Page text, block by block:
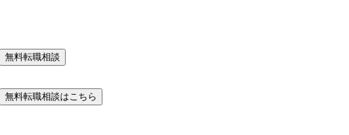
無料転職相談
無料転職相談はこちら